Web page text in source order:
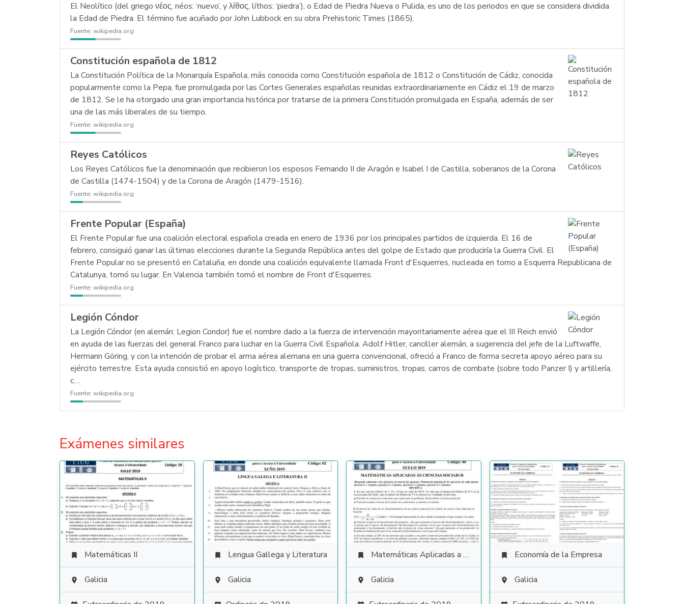
El Neolítico (del griego νέος, néos: ‘nuevo’, y λίθος, líthos: ‘piedra’), o Edad de Piedra Nueva o Pulida, es uno de los periodos en que se considera dividida
la Edad de Piedra. El término fue acuñado por John Lubbock en su obra Prehistoric Times (1865).
Fuente: wikipedia.org
Constitución española de 1812
La Constitución Política de la Monarquía Española, más conocida como Constitución española de 1812 o Constitución de Cádiz, conocida
popularmente como la Pepa, fue promulgada por las Cortes Generales españolas reunidas extraordinariamente en Cádiz el 19 de marzo
de 1812. Se le ha otorgado una gran importancia histórica por tratarse de la primera Constitución promulgada en España, además de ser
una de las más liberales de su tiempo.
Fuente: wikipedia.org
Reyes Católicos
Los Reyes Católicos fue la denominación que recibieron los esposos Fernando II de Aragón e Isabel I de Castilla, soberanos de la Corona
de Castilla (1474-1504) y de la Corona de Aragón (1479-1516).
Fuente: wikipedia.org
Frente Popular (España)
El Frente Popular fue una coalición electoral española creada en enero de 1936 por los principales partidos de izquierda. El 16 de
febrero, consiguió ganar las últimas elecciones durante la Segunda República antes del golpe de Estado que produciría la Guerra Civil. El
Frente Popular no se presentó en Cataluña, en donde una coalición equivalente llamada Front d'Esquerres, nucleada en torno a Esquerra Republicana de
Catalunya, tomó su lugar. En Valencia también tomó el nombre de Front d'Esquerres.
Fuente: wikipedia.org
Legión Cóndor
La Legión Cóndor (en alemán: Legion Condor) fue el nombre dado a la fuerza de intervención mayoritariamente aérea que el III Reich envió
en ayuda de las fuerzas del general Franco para luchar en la Guerra Civil Española. Adolf Hitler, canciller alemán, a sugerencia del jefe de la Luftwaffe,
Hermann Göring, y con la intención de probar el arma aérea alemana en una guerra convencional, ofreció a Franco de forma secreta apoyo aéreo para su
ejército terrestre. Esta ayuda consistió en apoyo logístico, transporte de tropas, suministros, tropas, carros de combate (sobre todo Panzer I) y artillería,
c…
Fuente: wikipedia.org
Exámenes similares
 Matemáticas II
 Galicia
 Lengua Gallega y Literatura
 Galicia
 Matemáticas Aplicadas a las Ciencias Sociales
 Galicia
 Economía de la Empresa
 Galicia